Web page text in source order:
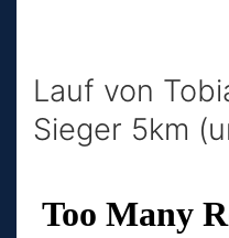
Lauf von
Sieger 5km